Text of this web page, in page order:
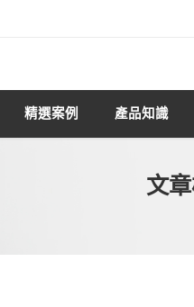
精選案例 產品知識
文